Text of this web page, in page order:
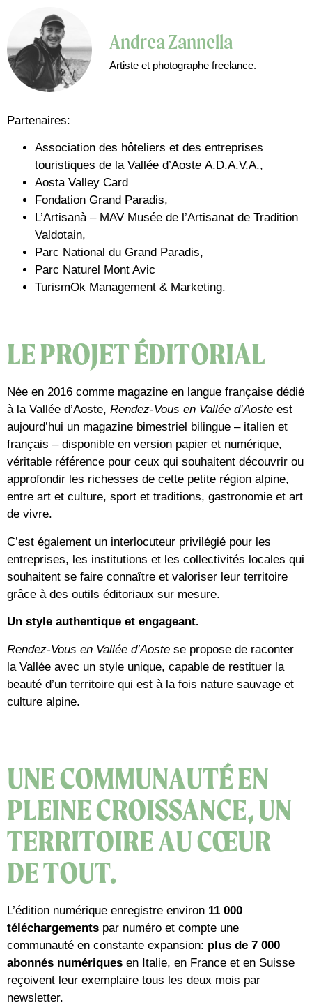
Andrea Zannella
Artiste et photographe freelance.
Partenaires:
Association des hôteliers et des entreprises
touristiques de la Vallée d’Aoste A.D.A.V.A.,
Aosta Valley Card
Fondation Grand Paradis,
L’Artisanà – MAV Musée de l’Artisanat de Tradition
Valdotain,
Parc National du Grand Paradis,
Parc Naturel Mont Avic
TurismOk Management & Marketing.
LE PROJET ÉDITORIAL
Née en 2016 comme magazine en langue française dédié
à la Vallée d’Aoste, Rendez-Vous en Vallée d’Aoste est
aujourd’hui un magazine bimestriel bilingue – italien et
français – disponible en version papier et numérique,
véritable référence pour ceux qui souhaitent découvrir ou
approfondir les richesses de cette petite région alpine,
entre art et culture, sport et traditions, gastronomie et art
de vivre.
C’est également un interlocuteur privilégié pour les
entreprises, les institutions et les collectivités locales qui
souhaitent se faire connaître et valoriser leur territoire
grâce à des outils éditoriaux sur mesure.
Un style authentique et engageant.
Rendez-Vous en Vallée d’Aoste se propose de raconter
la Vallée avec un style unique, capable de restituer la
beauté d’un territoire qui est à la fois nature sauvage et
culture alpine.
UNE COMMUNAUTÉ EN
PLEINE CROISSANCE, UN
TERRITOIRE AU CŒUR
DE TOUT.
L’édition numérique enregistre environ 11 000
téléchargements par numéro et compte une
communauté en constante expansion: plus de 7 000
abonnés numériques en Italie, en France et en Suisse
reçoivent leur exemplaire tous les deux mois par
newsletter.